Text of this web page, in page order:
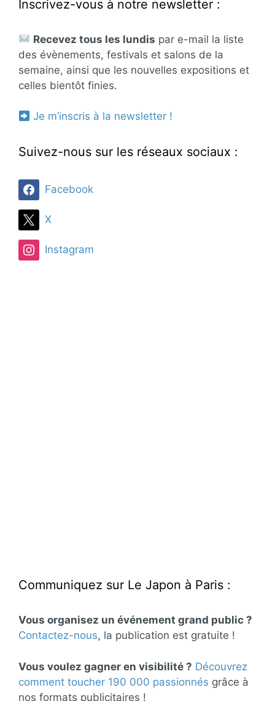
Inscrivez-vous à notre newsletter :
Recevez tous les lundis par e-mail la liste
des évènements, festivals et salons de la
semaine, ainsi que les nouvelles expositions et
celles bientôt finies.
Je m’inscris à la newsletter !
Suivez-nous sur les réseaux sociaux :
Facebook
X
Instagram
Communiquez sur Le Japon à Paris :
Vous organisez un événement grand public ?
Contactez-nous, la publication est gratuite !
Vous voulez gagner en visibilité ? Découvrez
comment toucher 190 000 passionnés grâce à
nos formats publicitaires !